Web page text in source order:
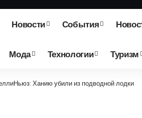
Новости События
Мода Технологии Туризм
Ханию убили из подводной лодки